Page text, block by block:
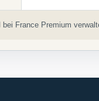
France Premium